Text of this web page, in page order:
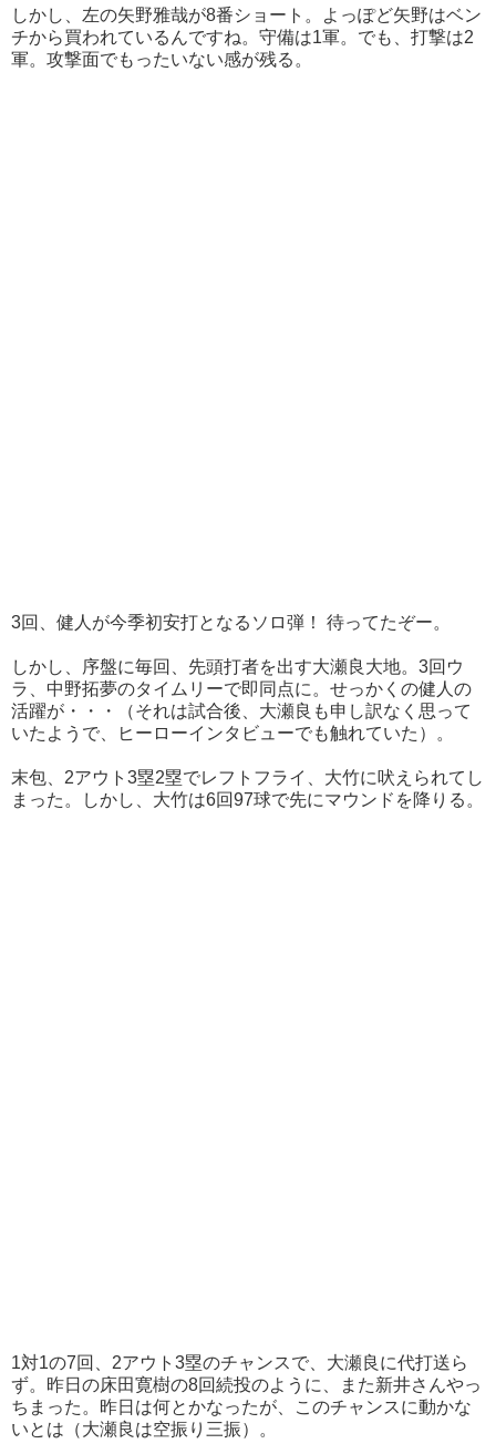
しかし、左の矢野雅哉が8番ショート。よっぽど矢野はベン
チから買われているんですね。守備は1軍。でも、打撃は2
軍。攻撃面でもったいない感が残る。
3回、健人が今季初安打となるソロ弾！ 待ってたぞー。
しかし、序盤に毎回、先頭打者を出す大瀬良大地。3回ウ
ラ、中野拓夢のタイムリーで即同点に。せっかくの健人の
活躍が・・・（それは試合後、大瀬良も申し訳なく思って
いたようで、ヒーローインタビューでも触れていた）。
末包、2アウト3塁2塁でレフトフライ、大竹に吠えられてし
まった。しかし、大竹は6回97球で先にマウンドを降りる。
1対1の7回、2アウト3塁のチャンスで、大瀬良に代打送ら
ず。昨日の床田寛樹の8回続投のように、また新井さんやっ
ちまった。昨日は何とかなったが、このチャンスに動かな
いとは（大瀬良は空振り三振）。